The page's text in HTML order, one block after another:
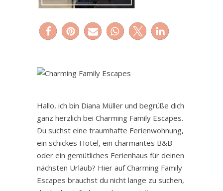
Hallo, ich bin Diana Müller und begrüße dich
ganz herzlich bei Charming Family Escapes.
Du suchst eine traumhafte Ferienwohnung,
ein schickes Hotel, ein charmantes B&B
oder ein gemütliches Ferienhaus für deinen
nächsten Urlaub? Hier auf Charming Family
Escapes brauchst du nicht lange zu suchen,